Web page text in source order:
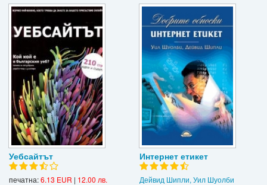
Уебсайтът
печатна:6.13 EUR | 12.00 лв.
Интернет етикет
Дейвид Шипли, Уил Шуолби